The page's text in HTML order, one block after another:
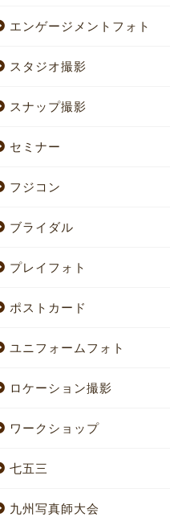
エンゲージメントフォト
スタジオ撮影
スナップ撮影
セミナー
フジコン
ブライダル
プレイフォト
ポストカード
ユニフォームフォト
ロケーション撮影
ワークショップ
七五三
九州写真師大会